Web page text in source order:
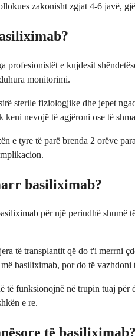
zakonisht zgjat 4-6 javë,
profesionistët e kujdesit
monitorimi.
sterile fiziologjike dhe jepet
keni nevojë të agjëroni ose të
e tyre të parë brenda 2 orëve
basiliximab?
për një periudhë shumë
të transplantit që do t'i merrni
basiliximab, por do të
të funksionojnë në trupin tuaj
e re.
të basiliximab?